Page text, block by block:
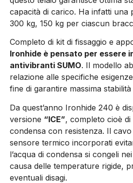
capacità di carico. Ha infatti una
300 kg, 150 kg per ciascun
Completo di kit di fissaggio e
Ironhide è pensato per essere
antivibranti SUMO. Il modello
relazione alle specifiche
fine di garantire massima
Da quest’anno Ironhide 240 è
versione “ICE”, completo cioè
condensa con resistenza. Il
sensore termico incorporati
l’acqua di condensa si congeli
causa delle temperature rigide,
eventuali disagi.